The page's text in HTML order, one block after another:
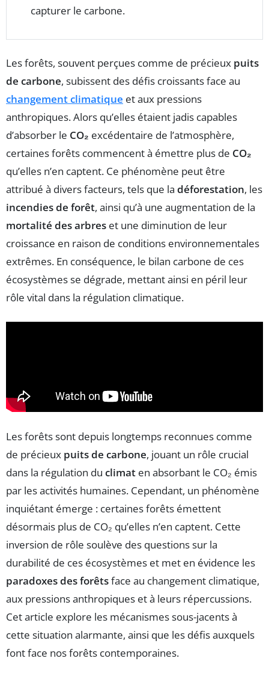
capturer le carbone.
Les forêts, souvent perçues comme de précieux puits
de carbone, subissent des défis croissants face au
changement climatique et aux pressions
anthropiques. Alors qu’elles étaient jadis capables
d’absorber le CO₂ excédentaire de l’atmosphère,
certaines forêts commencent à émettre plus de CO₂
qu’elles n’en captent. Ce phénomène peut être
attribué à divers facteurs, tels que la déforestation, les
incendies de forêt, ainsi qu’à une augmentation de la
mortalité des arbres et une diminution de leur
croissance en raison de conditions environnementales
extrêmes. En conséquence, le bilan carbone de ces
écosystèmes se dégrade, mettant ainsi en péril leur
rôle vital dans la régulation climatique.
Les forêts sont depuis longtemps reconnues comme
de précieux puits de carbone, jouant un rôle crucial
dans la régulation du climat en absorbant le CO₂ émis
par les activités humaines. Cependant, un phénomène
inquiétant émerge : certaines forêts émettent
désormais plus de CO₂ qu’elles n’en captent. Cette
inversion de rôle soulève des questions sur la
durabilité de ces écosystèmes et met en évidence les
paradoxes des forêtsface au changement climatique,
aux pressions anthropiques et à leurs répercussions.
Cet article explore les mécanismes sous-jacents à
cette situation alarmante, ainsi que les défis auxquels
font face nos forêts contemporaines.